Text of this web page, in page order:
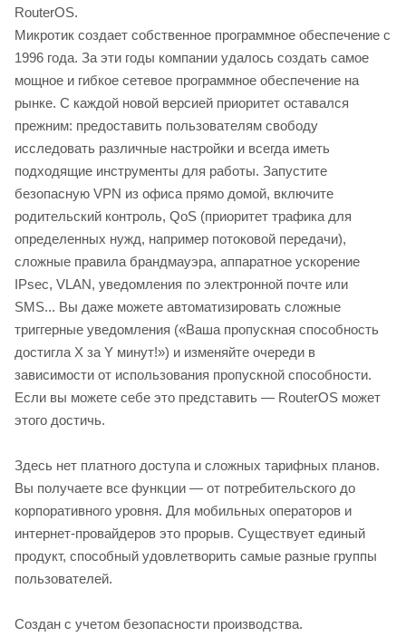
RouterOS.
Микротик создает собственное программное обеспечение с
1996 года. За эти годы компании удалось создать самое
мощное и гибкое сетевое программное обеспечение на
рынке. С каждой новой версией приоритет оставался
прежним: предоставить пользователям свободу
исследовать различные настройки и всегда иметь
подходящие инструменты для работы. Запустите
безопасную VPN из офиса прямо домой, включите
родительский контроль, QoS (приоритет трафика для
определенных нужд, например потоковой передачи),
сложные правила брандмауэра, аппаратное ускорение
IPsec, VLAN, уведомления по электронной почте или
SMS... Вы даже можете автоматизировать сложные
триггерные уведомления («Ваша пропускная способность
достигла X за Y минут!») и изменяйте очереди в
зависимости от использования пропускной способности.
Если вы можете себе это представить — RouterOS может
этого достичь.
Здесь нет платного доступа и сложных тарифных планов.
Вы получаете все функции — от потребительского до
корпоративного уровня. Для мобильных операторов и
интернет-провайдеров это прорыв. Существует единый
продукт, способный удовлетворить самые разные группы
пользователей.
Создан с учетом безопасности производства.